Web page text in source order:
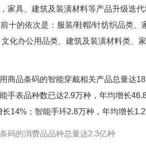
具、建筑及装潢材料等产品升级迭代
十的依次是：服装/鞋帽/针纺织品类
化办公用品类、建筑及装潢材料类、
品条码的智能穿戴相关产品总量达
手表品种数已达2.9万种，年均增长
14%；智能手环2.8万种，年均增长
码的消费品品种总量达2.3亿种